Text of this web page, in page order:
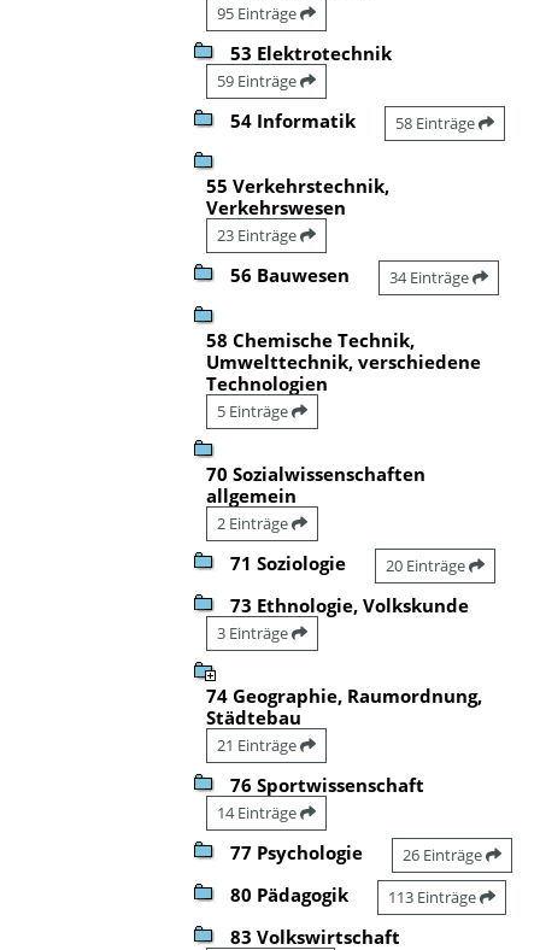
95 Einträge
53 Elektrotechnik
59 Einträge
54 Informatik 58 Einträge
55 Verkehrstechnik,
Verkehrswesen
23 Einträge
56 Bauwesen 34 Einträge
58 Chemische Technik,
Umwelttechnik, verschiedene
Technologien
5 Einträge
70 Sozialwissenschaften
allgemein
2 Einträge
71 Soziologie 20 Einträge
73 Ethnologie, Volkskunde
3 Einträge
74 Geographie, Raumordnung,
Städtebau
21 Einträge
76 Sportwissenschaft
14 Einträge
77 Psychologie 26 Einträge
80 Pädagogik 113 Einträge
83 Volkswirtschaft